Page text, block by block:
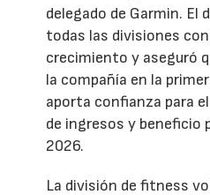
“Hemos logrado otro
excelentes resultados
crecimiento de los
una sólida expansión de
que se ha traducido en
facturación y beneficio
Cliff Pemble, presidente
todas las divisiones